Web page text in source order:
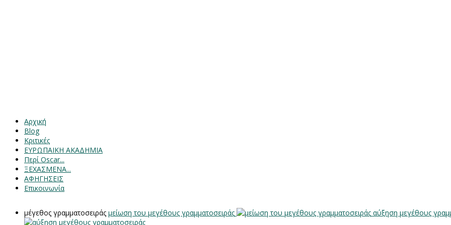
Αρχική
Blog
Κριτικές
ΕΥΡΩΠΑΙΚΗ ΑΚΑΔΗΜΙΑ
Περί Oscar...
ΞΕΧΑΣΜΕΝΑ...
ΑΦΗΓΗΣΕΙΣ
Επικοινωνία
μέγεθος γραμματοσειράς μείωση του μεγέθους γραμματοσειράς
αύξηση μεγέθους